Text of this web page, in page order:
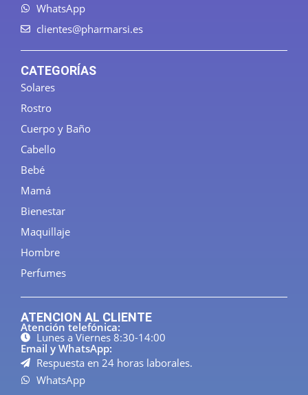
WhatsApp
clientes@pharmarsi.es
CATEGORÍAS
Solares
Rostro
Cuerpo y Baño
Cabello
Bebé
Mamá
Bienestar
Maquillaje
Hombre
Perfumes
ATENCION AL CLIENTE
Atención telefónica:
Lunes a Viernes 8:30-14:00
Email y WhatsApp:
Respuesta en 24 horas laborales.
WhatsApp